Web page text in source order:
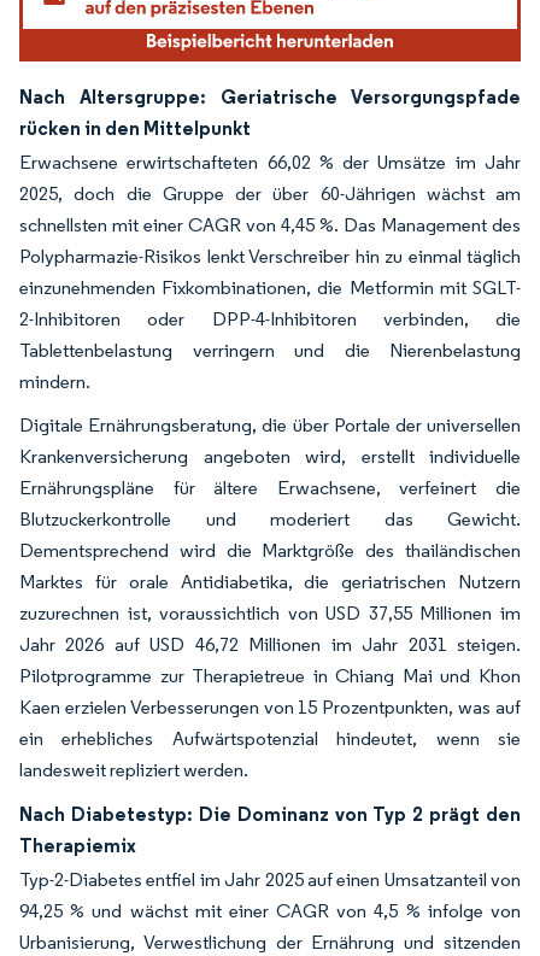
Nach Altersgruppe: Geriatrische Versorgungspfade
rücken in den Mittelpunkt
Erwachsene erwirtschafteten 66,02 % der Umsätze im Jahr
2025, doch die Gruppe der über 60-Jährigen wächst am
schnellsten mit einer CAGR von 4,45 %. Das Management des
Polypharmazie-Risikos lenkt Verschreiber hin zu einmal täglich
einzunehmenden Fixkombinationen, die Metformin mit SGLT-
2-Inhibitoren oder DPP-4-Inhibitoren verbinden, die
Tablettenbelastung verringern und die Nierenbelastung
mindern.
Digitale Ernährungsberatung, die über Portale der universellen
Krankenversicherung angeboten wird, erstellt individuelle
Ernährungspläne für ältere Erwachsene, verfeinert die
Blutzuckerkontrolle und moderiert das Gewicht.
Dementsprechend wird die Marktgröße des thailändischen
Marktes für orale Antidiabetika, die geriatrischen Nutzern
zuzurechnen ist, voraussichtlich von USD 37,55 Millionen im
Jahr 2026 auf USD 46,72 Millionen im Jahr 2031 steigen.
Pilotprogramme zur Therapietreue in Chiang Mai und Khon
Kaen erzielen Verbesserungen von 15 Prozentpunkten, was auf
ein erhebliches Aufwärtspotenzial hindeutet, wenn sie
landesweit repliziert werden.
Nach Diabetestyp: Die Dominanz von Typ 2 prägt den
Therapiemix
Typ-2-Diabetes entfiel im Jahr 2025 auf einen Umsatzanteil von
94,25 % und wächst mit einer CAGR von 4,5 % infolge von
Urbanisierung, Verwestlichung der Ernährung und sitzenden